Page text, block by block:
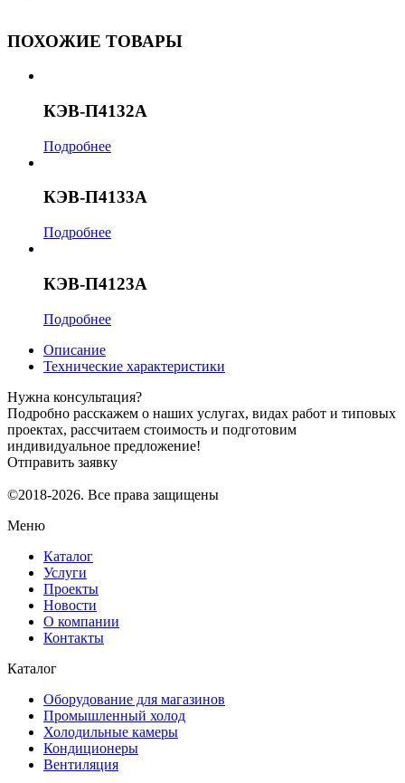
ПОХОЖИЕ ТОВАРЫ
КЭВ-П4132А
Подробнее
КЭВ-П4133А
Подробнее
КЭВ-П4123А
Подробнее
Описание
Технические характеристики
Нужна консультация?
Подробно расскажем о наших услугах, видах работ и типовых
проектах, рассчитаем стоимость и подготовим
индивидуальное предложение!
Отправить заявку
©2018-2026. Все права защищены
Меню
Каталог
Услуги
Проекты
Новости
О компании
Контакты
Каталог
Оборудование для магазинов
Промышленный холод
Холодильные камеры
Кондиционеры
Вентиляция